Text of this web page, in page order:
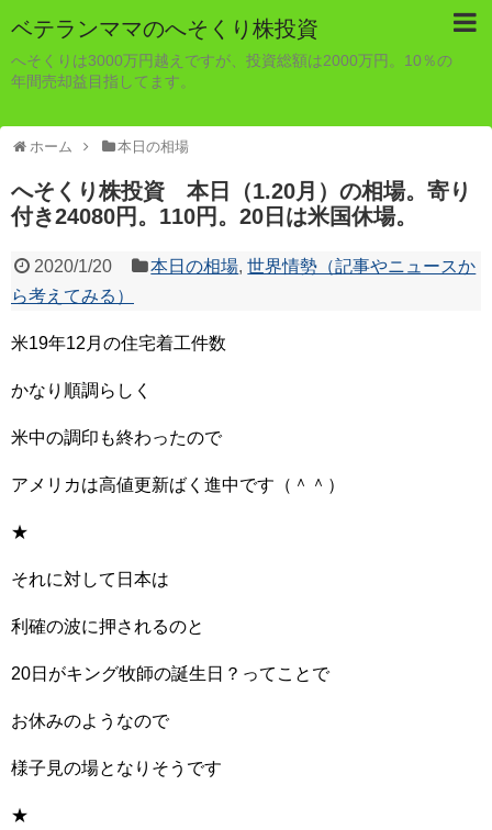
ベテランママのへそくり株投資
へそくりは3000万円越えですが、投資総額は2000万円。10％の
年間売却益目指してます。
ホーム 本日の相場
へそくり株投資 本日（1.20月）の相場。寄り
付き24080円。110円。20日は米国休場。
2020/1/20 本日の相場,世界情勢（記事やニュースか
ら考えてみる）
米19年12月の住宅着工件数
かなり順調らしく
米中の調印も終わったので
アメリカは高値更新ばく進中です（＾＾）
★
それに対して日本は
利確の波に押されるのと
20日がキング牧師の誕生日？ってことで
お休みのようなので
様子見の場となりそうです
★